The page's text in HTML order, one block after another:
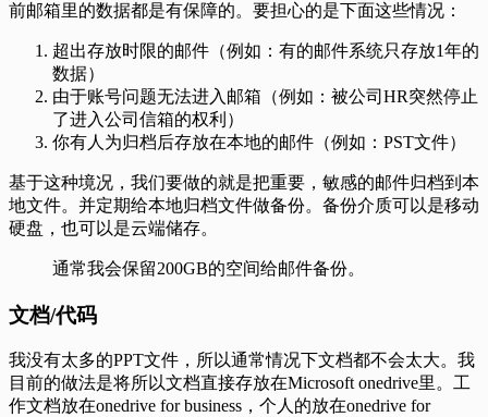
前邮箱里的数据都是有保障的。要担心的是下面这些情况：
超出存放时限的邮件（例如：有的邮件系统只存放1年的
数据）
由于账号问题无法进入邮箱（例如：被公司HR突然停止
了进入公司信箱的权利）
你有人为归档后存放在本地的邮件（例如：PST文件）
基于这种境况，我们要做的就是把重要，敏感的邮件归档到本
地文件。并定期给本地归档文件做备份。备份介质可以是移动
硬盘，也可以是云端储存。
通常我会保留200GB的空间给邮件备份。
文档/代码
我没有太多的PPT文件，所以通常情况下文档都不会太大。我
目前的做法是将所以文档直接存放在Microsoft onedrive里。工
作文档放在onedrive for business，个人的放在onedrive for